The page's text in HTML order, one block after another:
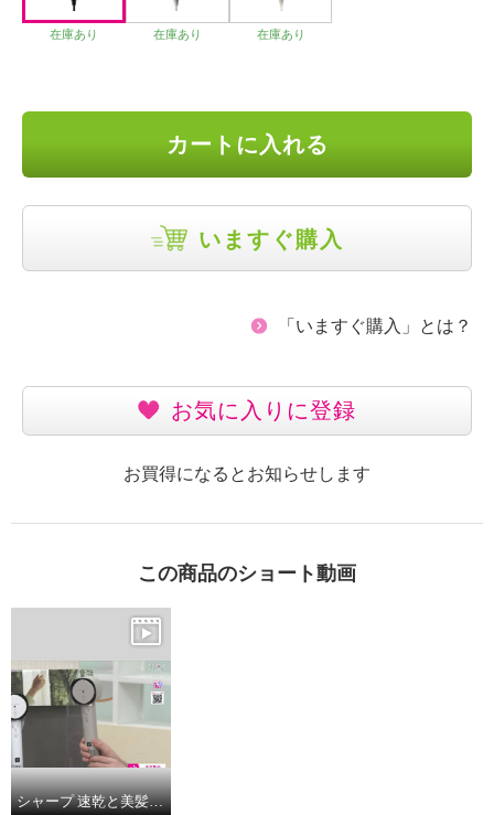
在庫あり 在庫あり 在庫あり
カートに入れる
いますぐ購入
「いますぐ購入」とは？
お気に入りに登録
お買得になるとお知らせします
この商品のショート動画
シャープ 速乾と美髪を両方叶える プラズマクラスター ドレープフロードライヤー ＩＢ−ＷＸ９０１